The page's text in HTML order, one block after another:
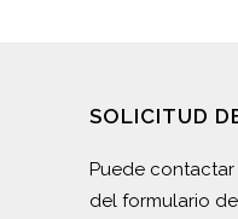
SOLICITUD
Puede
del formulario